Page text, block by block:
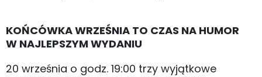
KOŃCÓWKA WRZEŚNIA TO CZAS NA HUMOR
W NAJLEPSZYM WYDANIU
20 września o godz. 19:00 trzy wyjątkowe